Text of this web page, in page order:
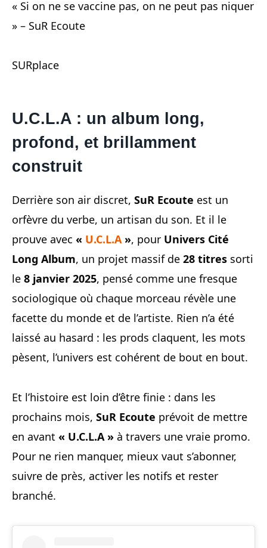
« Si on ne se vaccine pas, on ne peut pas niquer
» – SuR Ecoute
SURplace
U.C.L.A : un album long,
profond, et brillamment
construit
Derrière son air discret, SuR Ecoute est un
orfèvre du verbe, un artisan du son. Et il le
prouve avec « U.C.L.A», pour Univers Cité
Long Album, un projet massif de 28 titres sorti
le 8 janvier 2025, pensé comme une fresque
sociologique où chaque morceau révèle une
facette du monde et de l’artiste. Rien n’a été
laissé au hasard : les prods claquent, les mots
pèsent, l’univers est cohérent de bout en bout.
Et l’histoire est loin d’être finie : dans les
prochains mois, SuR Ecoute prévoit de mettre
en avant « U.C.L.A » à travers une vraie promo.
Pour ne rien manquer, mieux vaut s’abonner,
suivre de près, activer les notifs et rester
branché.